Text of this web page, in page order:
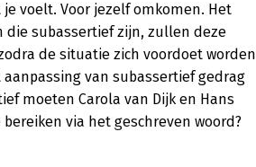
voelt. Voor jezelf omkomen. Het
die subassertief zijn, zullen deze
de situatie zich voordoet worden
van subassertief gedrag
moeten Carola van Dijk en Hans
via het geschreven woord?